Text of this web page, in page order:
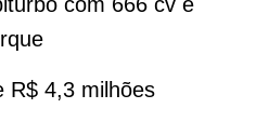
com 666 cv e
R$ 4,3 milhões